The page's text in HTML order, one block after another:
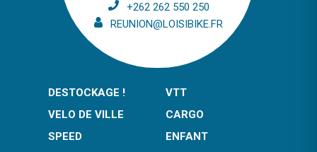
+262 262 550 250
REUNION@LOISIBIKE.FR
DESTOCKAGE !
VTT
VELO DE VILLE
CARGO
SPEED
ENFANT